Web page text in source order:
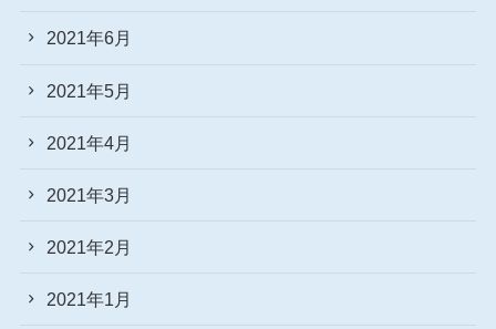
2021年6月
2021年5月
2021年4月
2021年3月
2021年2月
2021年1月